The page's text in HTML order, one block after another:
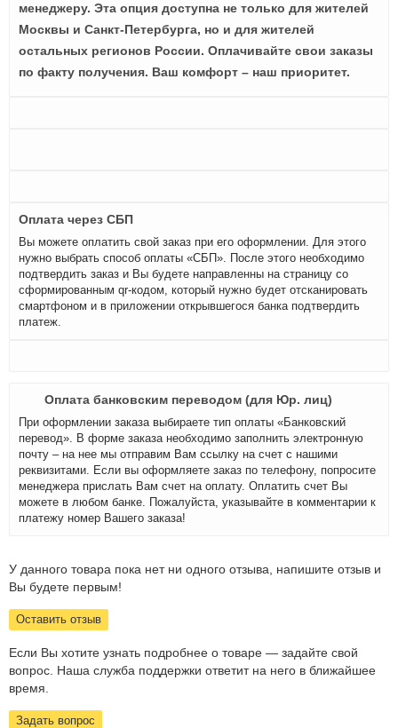
менеджеру. Эта опция доступна не только для жителей
Москвы и Санкт-Петербурга, но и для жителей
остальных регионов России. Оплачивайте свои заказы
по факту получения. Ваш комфорт – наш приоритет.
Оплата через СБП
Вы можете оплатить свой заказ при его оформлении. Для этого
нужно выбрать способ оплаты «СБП». После этого необходимо
подтвердить заказ и Вы будете направленны на страницу со
сформированным qr-кодом, который нужно будет отсканировать
смартфоном и в приложении открывшегося банка подтвердить
платеж.
Оплата банковским переводом (для Юр. лиц)
При оформлении заказа выбираете тип оплаты «Банковский
перевод». В форме заказа необходимо заполнить электронную
почту – на нее мы отправим Вам ссылку на счет с нашими
реквизитами. Если вы оформляете заказ по телефону, попросите
менеджера прислать Вам счет на оплату. Оплатить счет Вы
можете в любом банке. Пожалуйста, указывайте в комментарии к
платежу номер Вашего заказа!
У данного товара пока нет ни одного отзыва, напишите отзыв и
Вы будете первым!
Оставить отзыв
Если Вы хотите узнать подробнее о товаре — задайте свой
вопрос. Наша служба поддержки ответит на него в ближайшее
время.
Задать вопрос